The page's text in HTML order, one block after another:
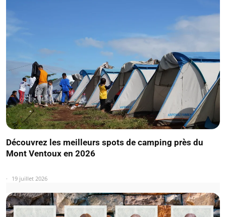
Découvrez les meilleurs spots de camping près du
Mont Ventoux en 2026
19 juillet 2026